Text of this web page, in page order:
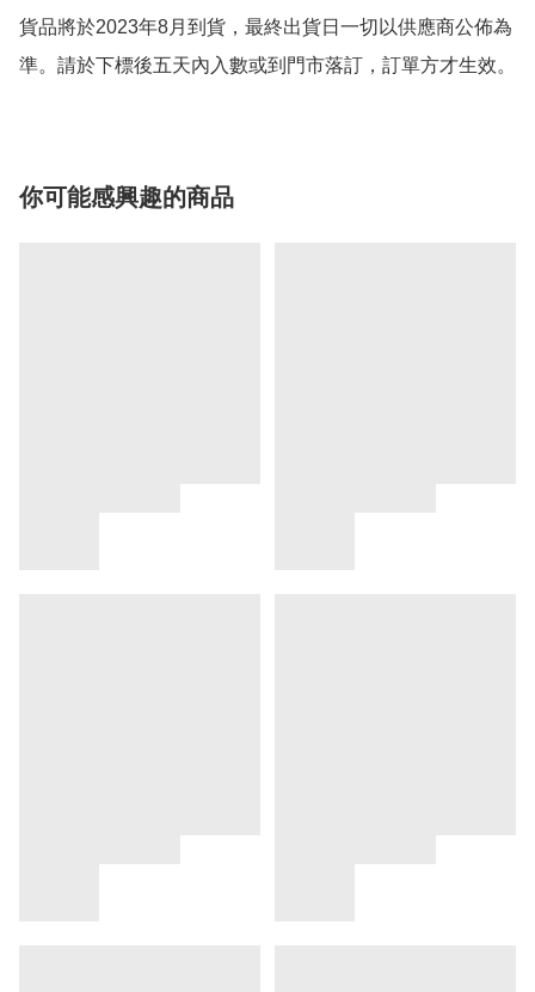
貨品將於2023年8月到貨，最終出貨日一切以供應商公佈為
準。請於下標後五天內入數或到門市落訂，訂單方才生效。
你可能感興趣的商品